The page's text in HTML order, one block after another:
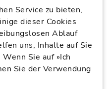
Service zu bieten,
dieser Cookies
Ablauf
uns, Inhalte auf Sie
Sie auf »Ich
Sie der Verwendung